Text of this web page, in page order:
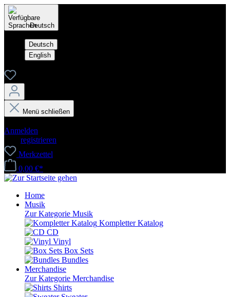
Deutsch
Deutsch
English
Menü schließen
Anmelden
registrieren
Merkzettel
0,00 €*
Home
Musik
Zur Kategorie Musik
Kompletter Katalog
CD
Vinyl
Box Sets
Bundles
Merchandise
Zur Kategorie Merchandise
Shirts